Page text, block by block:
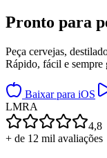
Pronto para
Peça cervejas,
Rápido, fácil e sempre
Baixar para iOS
LMRA
4,8
+ de 12 mil avaliações